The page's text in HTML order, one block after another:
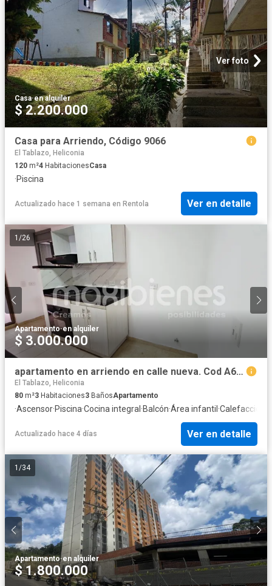
Ver foto
Casa·en alquiler
$ 2.200.000
Casa para Arriendo, Código 9066
El Tablazo, Heliconia
120 m²4 HabitacionesCasa
·Piscina
Actualizado hace 1 semana en Rentola Ver en detalle
1 /26
Apartamento·en alquiler
$ 3.000.000
apartamento en arriendo en calle nueva. Cod A67484
El Tablazo, Heliconia
80 m²3 Habitaciones3 BañosApartamento
·Ascensor·Piscina·Cocina integral ·Balcón·Área infantil ·Calefacción
Actualizado hace 4 días Ver en detalle
1 /34
Apartamento·en alquiler
$ 1.800.000